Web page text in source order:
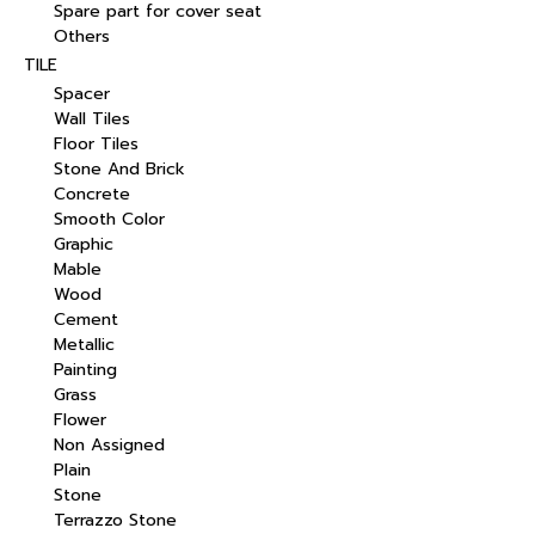
Spare part for cover seat
Others
TILE
Spacer
Wall Tiles
Floor Tiles
Stone And Brick
Concrete
Smooth Color
Graphic
Mable
Wood
Cement
Metallic
Painting
Grass
Flower
Non Assigned
Plain
Stone
Terrazzo Stone